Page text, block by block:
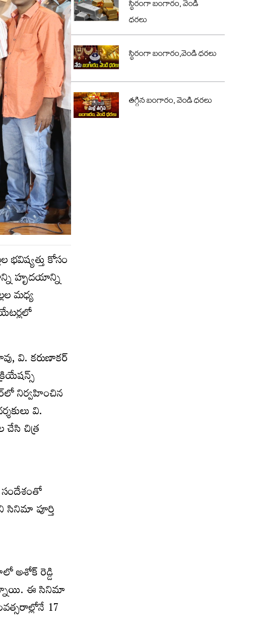
కోసం
హృదయాన్ని
మధ్య
వి. కరుణాకర్
నిర్వహించిన
వి.
చేసి చిత్ర
సందేశంతో
సినిమా పూర్తి
అశోక్ రెడ్డి
ఈ సినిమా
17
స్థిరంగా బంగారం, వెండి
ధరలు
స్థిరంగా బంగారం,వెండి ధరలు
తగ్గిన బంగారం, వెండి ధరలు